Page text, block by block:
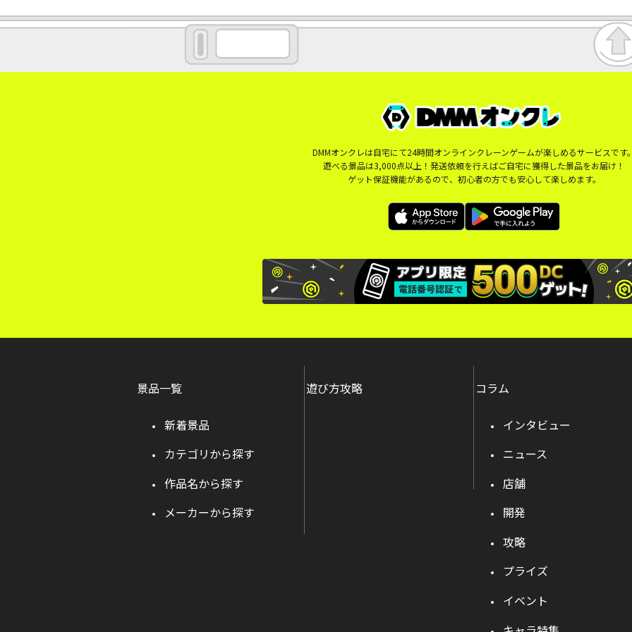
DMMオンクレは自宅にて24時間オンラインクレーンゲームが楽しめるサービスです
遊べる景品は3,000点以上！発送依頼を行えばご自宅に獲得した景品をお届け！
ゲット保証機能があるので、初心者の方でも安心して楽しめます。
景品一覧
新着景品
カテゴリから探す
作品名から探す
メーカーから探す
遊び方攻略 コラム
インタビュー
ニュース
店舗
開発
攻略
プライズ
イベント